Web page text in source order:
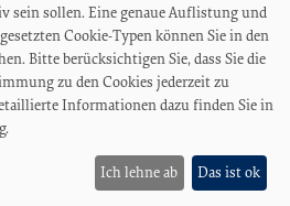
sein sollen. Eine genaue Auflistung und
Cookie-Typen können Sie in den
Bitte berücksichtigen Sie, dass Sie die
zu den Cookies jederzeit zu
Informationen dazu finden Sie in
Ich lehne ab Das ist ok